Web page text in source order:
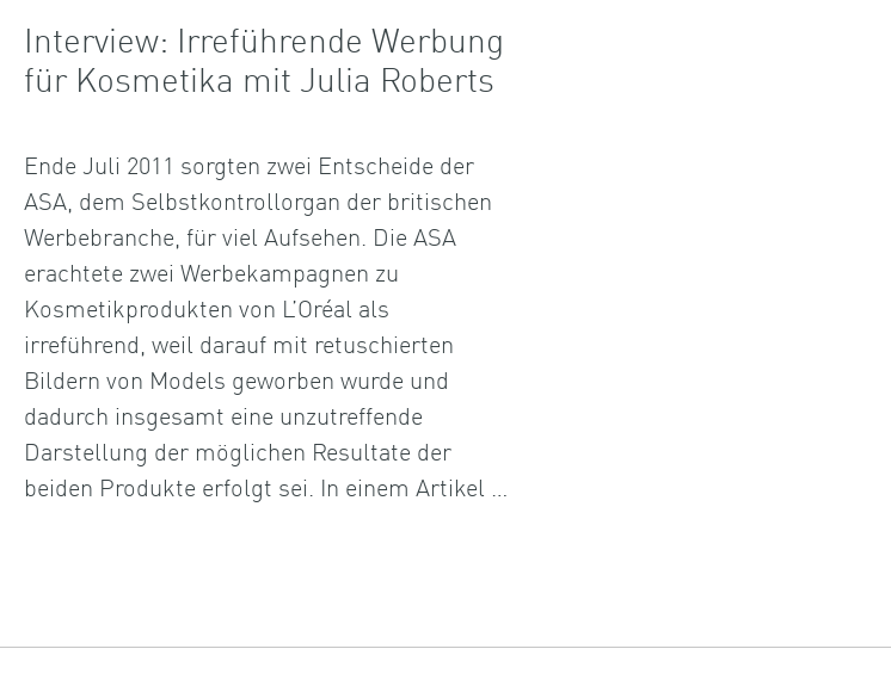
Interview: Irreführende Werbung
für Kosmetika mit Julia Roberts
Ende Juli 2011 sorgten zwei Entscheide der
ASA, dem Selbstkontrollorgan der britischen
Werbebranche, für viel Aufsehen. Die ASA
erachtete zwei Werbekampagnen zu
Kosmetikprodukten von L’Oréal als
irreführend, weil darauf mit retuschierten
Bildern von Models geworben wurde und
dadurch insgesamt eine unzutreffende
Darstellung der möglichen Resultate der
beiden Produkte erfolgt sei. In einem Artikel …